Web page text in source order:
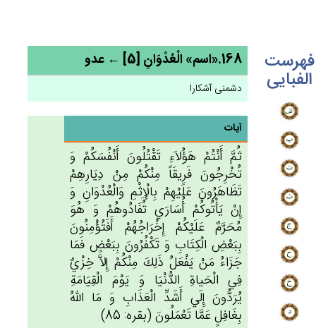
فهرست
الفبایی
168.«اسم» الْعُدْوَان‌ِ [5] ← عدو
دشمنی آشکارا
آیات
ثُم‌َّ أَنْتُم‌ْ هَؤُلاَءِ تَقْتُلُون‌َ أَنْفُسَكُم‌ْ وَ
تُخْرِجُون‌َ فَرِيقَاً مِنْكُم‌ْ مِن‌ْ دِيَارِهِم‌ْ
تَظَاهَرُون‌َ عَلَيْهِم‌ْ بِالْإِثْم‌ِ وَالْعُدْوَان‌ِ وَ
إِن‌ْ يَأْتُوكُم‌ْ أُسَارَي‌ تُفَادُوهُم‌ْ وَ هُوَ
مُحَرَّم‌ٌ عَلَيْكُم‌ْ إِخْرَاجُهُم‌ْ أَفَتُؤْمِنُون‌َ
بِبَعْض‌ِ الْكِتَاب‌ِ وَ تَكْفُرُون‌َ بِبَعْض‌ٍ فَمَا
جَزَاءُ مَن‌ْ يَفْعَل‌ُ ذَلِك‌َ مِنْكُم‌ْ إِلاَّ خِزْي‌ٌ
فِي‌ الْحَياة‌ِ الدُّنْيَا وَ يَوْم‌َ الْقِيَامَة‌ِ
يُرَدُّون‌َ إِلَي‌ أَشَدِّ الْعَذَاب‌ِ وَ مَا الله‌ُ
بِغَافِل‌ٍ عَمَّا تَعْمَلُون‌َ (بقره: 85)